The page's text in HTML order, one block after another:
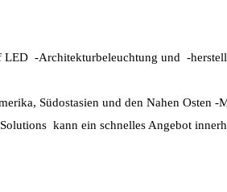
-Architekturbeleuchtung und -
Südostasien und den Nahen Osten -
kann ein schnelles Angebot